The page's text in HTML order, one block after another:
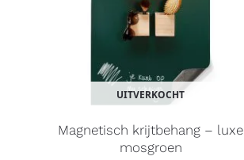
UITVERKOCHT
Magnetisch krijtbehang – luxe
mosgroen